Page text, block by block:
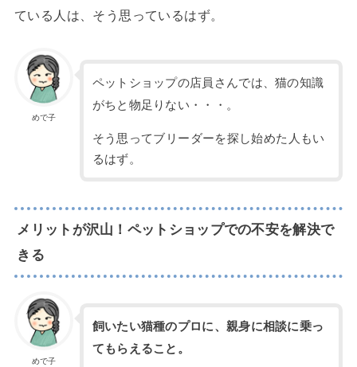
ている人は、そう思っているはず。
めで子
ペットショップの店員さんでは、猫の知識
がちと物足りない・・・。
そう思ってブリーダーを探し始めた人もい
るはず。
メリットが沢山！ペットショップでの不安を解決で
きる
めで子
飼いたい猫種のプロに、親身に相談に乗っ
てもらえること。